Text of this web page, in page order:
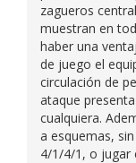
zagueros
muestran en
haber una
de juego el
circulación de
ataque
cualquiera.
a esquemas,
4/1/4/1, o jugar